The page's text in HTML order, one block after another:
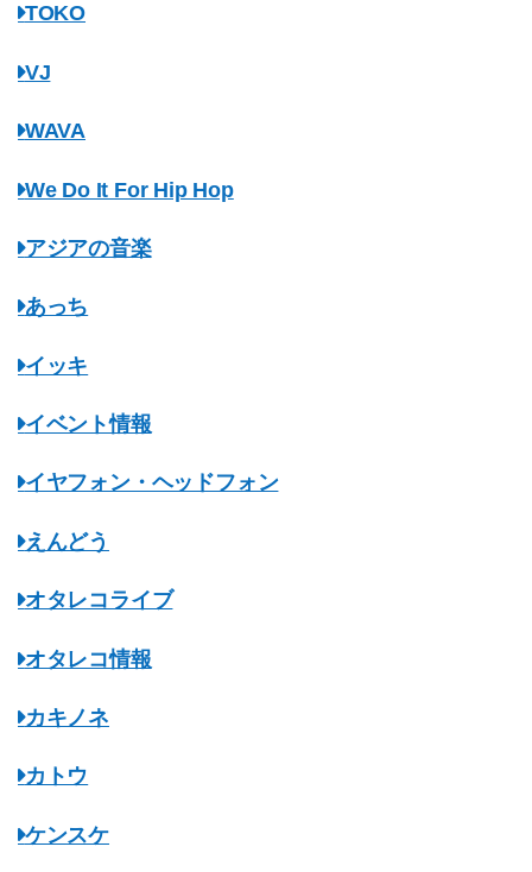
TOKO
VJ
WAVA
We Do It For Hip Hop
アジアの音楽
あっち
イッキ
イベント情報
イヤフォン・ヘッドフォン
えんどう
オタレコライブ
オタレコ情報
カキノネ
カトウ
ケンスケ